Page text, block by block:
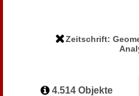
Zeitschrift:
4.514 Objekte